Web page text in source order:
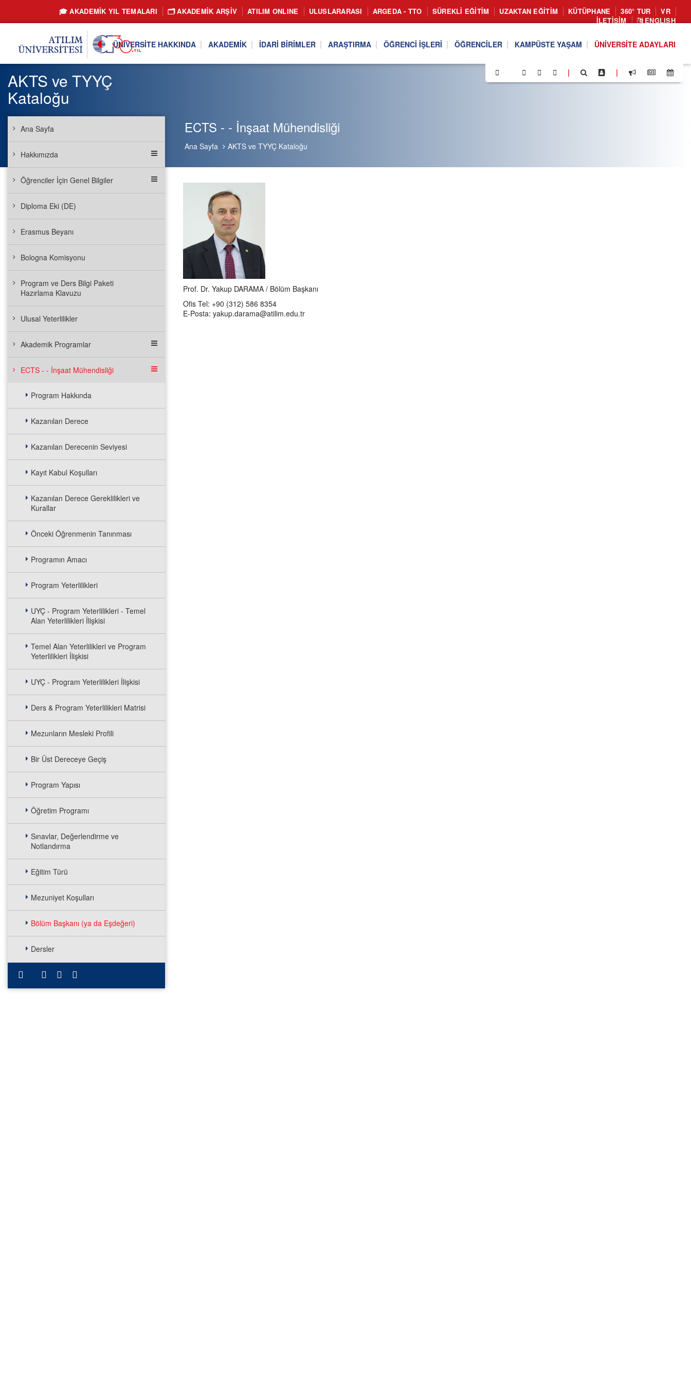
🎓 AKADEMİK YIL TEMALARI 🗂️ AKADEMIK ARŞIV ATILIM ONLINE ULUSLARARASI ARGEDA - TTO SÜREKLI EĞITIM UZAKTAN EĞITIM KÜTÜPHANE 360° TUR
VR
İLETIŞIM
ENGLISH
ÜNIVERSITE HAKKINDA AKADEMIK İDARI BIRIMLER ARAŞTIRMA ÖĞRENCI İŞLERI ÖĞRENCILER KAMPÜSTE YAŞAM ÜNIVERSITE ADAYLARI
| |
ECTS - - İnşaat Mühendisliği
Ana Sayfa AKTS ve TYYÇ Kataloğu
AKTS ve TYYÇ
Kataloğu
Ana Sayfa
Hakkımızda
Öğrenciler İçin Genel Bilgiler
Diploma Eki (DE)
Erasmus Beyanı
Bologna Komisyonu
Program ve Ders Bilgi Paketi
Hazırlama Klavuzu
Ulusal Yeterlilikler
Akademik Programlar
ECTS - - İnşaat Mühendisliği
Program Hakkında
Kazanılan Derece
Kazanılan Derecenin Seviyesi
Kayıt Kabul Koşulları
Kazanılan Derece Gereklilikleri ve
Kurallar
Önceki Öğrenmenin Tanınması
Programın Amacı
Program Yeterlilikleri
UYÇ - Program Yeterlilikleri - Temel
Alan Yeterlilikleri İlişkisi
Temel Alan Yeterlilikleri ve Program
Yeterlilikleri İlişkisi
UYÇ - Program Yeterlilikleri İlişkisi
Ders & Program Yeterlilikleri Matrisi
Mezunların Mesleki Profili
Bir Üst Dereceye Geçiş
Program Yapısı
Öğretim Programı
Sınavlar, Değerlendirme ve
Notlandırma
Eğitim Türü
Mezuniyet Koşulları
Bölüm Başkanı (ya da Eşdeğeri)
Dersler
Prof. Dr. Yakup DARAMA / Bölüm Başkanı
Ofis Tel: +90 (312) 586 8354
E-Posta: yakup.darama@atilim.edu.tr